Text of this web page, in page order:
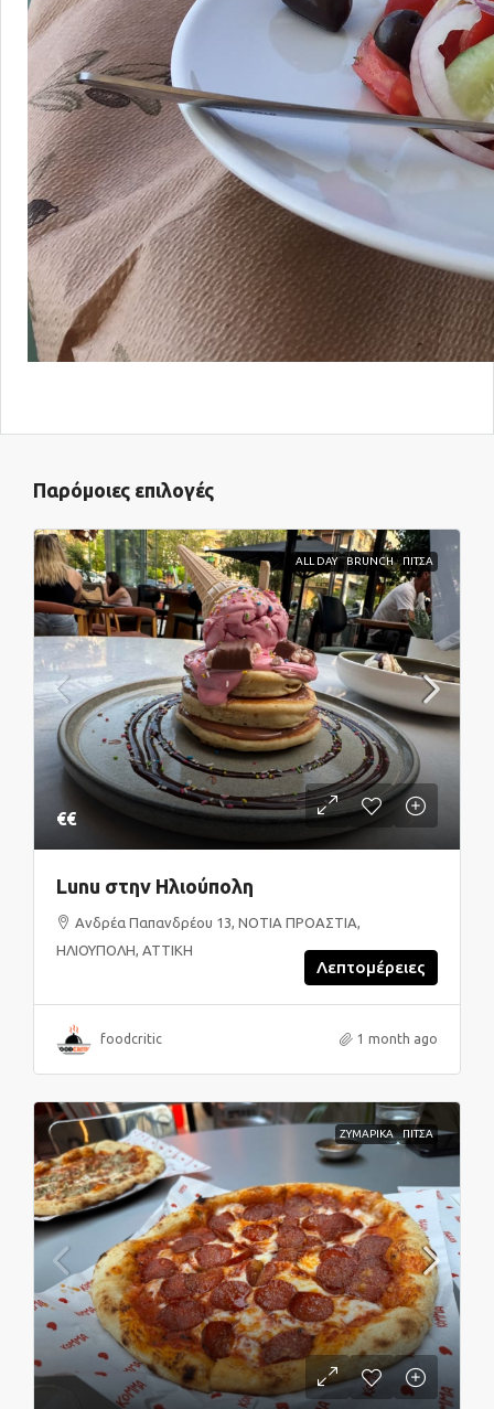
Παρόμοιες επιλογές
ALL DAY BRUNCH ΠΙΤΣΑ
€€
Lunu στην Ηλιούπολη
Ανδρέα Παπανδρέου 13, ΝΟΤΙΑ ΠΡΟΑΣΤΙΑ,
ΗΛΙΟΥΠΟΛΗ, ΑΤΤΙΚΗ
Λεπτομέρειες
foodcritic 1 month ago
ΖΥΜΑΡΙΚΑ ΠΙΤΣΑ